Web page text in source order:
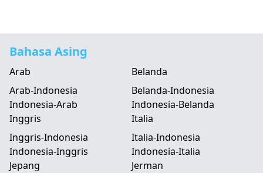
Bahasa Asing
Arab
Arab-Indonesia
Indonesia-Arab
Belanda
Belanda-Indonesia
Indonesia-Belanda
Inggris
Inggris-Indonesia
Indonesia-Inggris
Italia
Italia-Indonesia
Indonesia-Italia
Jepang
Jerman